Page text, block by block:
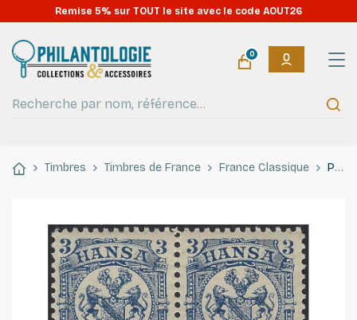
Remise 5% sur TOUT le site avec le code AOUT26
0
Timbres Timbres de France France Classique Poste Privée de Strasbourg HANSA timbre N°23 bloc de 4 ex. neuf**.